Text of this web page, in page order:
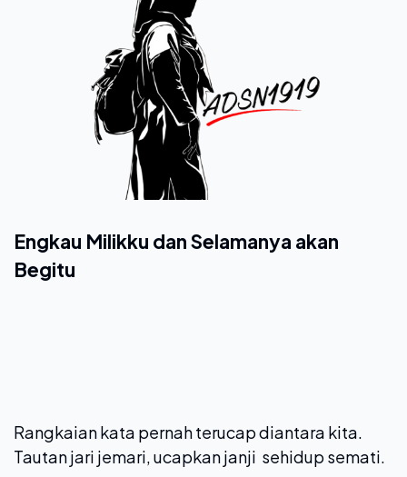
Engkau Milikku dan Selamanya akan
Begitu
Rangkaian kata pernah terucap diantara kita.
Tautan jari jemari, ucapkan janji sehidup semati.